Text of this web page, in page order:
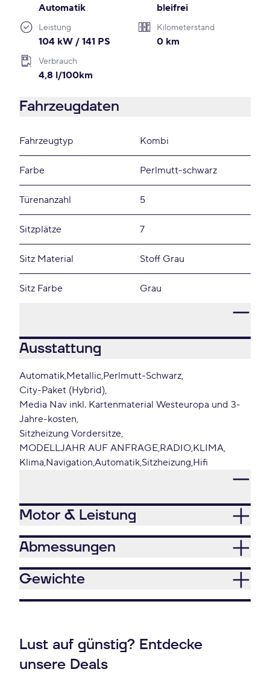
Automatik bleifrei
Leistung
104 kW / 141 PS
Kilometerstand
0 km
Verbrauch
4,8 l/100km
Fahrzeugdaten
Fahrzeugtyp Kombi
Farbe Perlmutt-schwarz
Türenanzahl 5
Sitzplätze 7
Sitz Material Stoff Grau
Sitz Farbe Grau
Ausstattung
Automatik Metallic Perlmutt-Schwarz
City-Paket (Hybrid)
Media Nav inkl. Kartenmaterial Westeuropa und 3-
Jahre-kosten
Sitzheizung Vordersitze
MODELLJAHR AUF ANFRAGE RADIO KLIMA
Klima Navigation Automatik Sitzheizung Hifi
Motor & Leistung
Abmessungen
Gewichte
Lust auf günstig? Entdecke
unsere Deals